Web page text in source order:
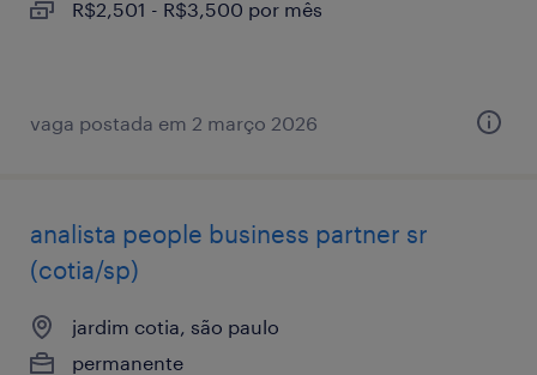
R$2,501 - R$3,500 por mês
vaga postada em 2 março 2026
analista ​people ​business ​partner sr
(cotia/sp)
jardim cotia, são paulo
permanente